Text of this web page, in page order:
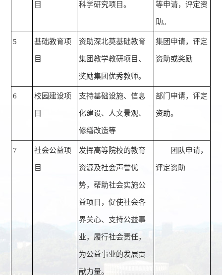
目 科学研究项目。 等申请，评定资
助。
5 基础教育项
目
资助深北莫基础教育
集团教学教研项目、
奖励集团优秀教师。
集团申请，评定
资助或奖励
6 校园建设项
目
支持基础设施、信息
化建设、人文景观、
修缮改造等
部门申请，评定
资助。
7 社会公益项
目
发挥高等院校的教育
资源及社会声誉优
势，帮助社会实施公
益项目，促使社会各
界关心、支持公益事
业，履行社会责任，
为公益事业的发展贡
献力量。
团队申请，
评定资助